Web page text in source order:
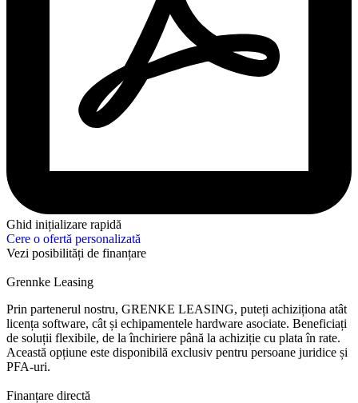
Ghid inițializare rapidă
Cere o ofertă personalizată
Vezi posibilități de finanțare
Grennke Leasing
Prin partenerul nostru, GRENKE LEASING, puteți achiziționa atât
licența software, cât și echipamentele hardware asociate. Beneficiați
de soluții flexibile, de la închiriere până la achiziție cu plata în rate.
Această opțiune este disponibilă exclusiv pentru persoane juridice și
PFA-uri.
Finanțare directă